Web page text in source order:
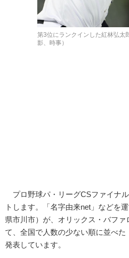
第3位にランクインした紅林弘太
影、時事）
プロ野球パ・リーグCSファイナ
トします。「名字由来net」などを
県市川市）が、オリックス・バフ
て、全国で人数の少ない順に並べ
発表しています。